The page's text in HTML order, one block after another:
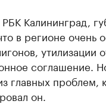
Калининград,
в регионе очень
утилизации
соглашение.
главных
он.